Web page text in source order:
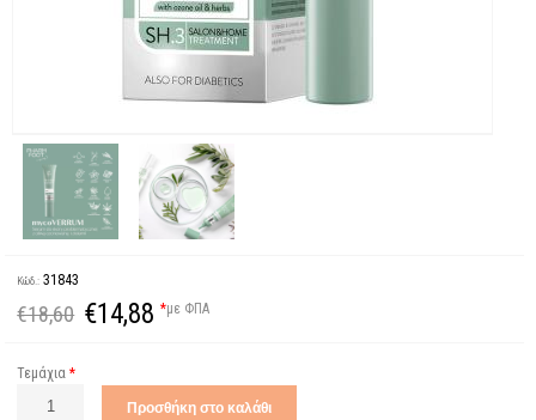
Κώδ.: 31843
€18,60 €14,88 *με ΦΠΑ
Τεμάχια*